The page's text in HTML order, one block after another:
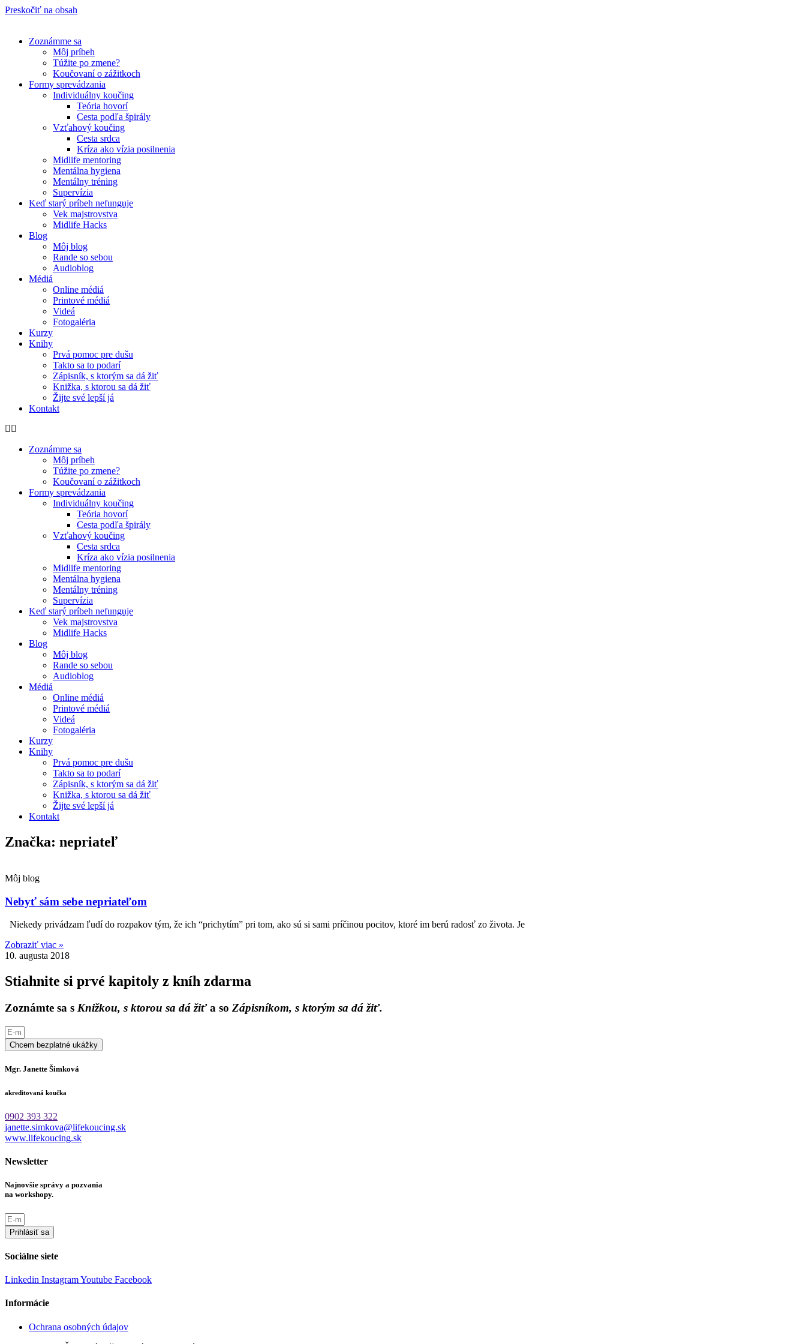
Preskočiť na obsah
Zoznámme sa
Môj príbeh
Túžite po zmene?
Koučovaní o zážitkoch
Formy sprevádzania
Individuálny koučing
Teória hovorí
Cesta podľa špirály
Vzťahový koučing
Cesta srdca
Kríza ako vízia posilnenia
Midlife mentoring
Mentálna hygiena
Mentálny tréning
Supervízia
Keď starý príbeh nefunguje
Vek majstrovstva
Midlife Hacks
Blog
Môj blog
Rande so sebou
Audioblog
Médiá
Online médiá
Printové médiá
Videá
Fotogaléria
Kurzy
Knihy
Prvá pomoc pre dušu
Takto sa to podarí
Zápisník, s ktorým sa dá žiť
Knižka, s ktorou sa dá žiť
Žijte své lepší já
Kontakt
Zoznámme sa
Môj príbeh
Túžite po zmene?
Koučovaní o zážitkoch
Formy sprevádzania
Individuálny koučing
Teória hovorí
Cesta podľa špirály
Vzťahový koučing
Cesta srdca
Kríza ako vízia posilnenia
Midlife mentoring
Mentálna hygiena
Mentálny tréning
Supervízia
Keď starý príbeh nefunguje
Vek majstrovstva
Midlife Hacks
Blog
Môj blog
Rande so sebou
Audioblog
Médiá
Online médiá
Printové médiá
Videá
Fotogaléria
Kurzy
Knihy
Prvá pomoc pre dušu
Takto sa to podarí
Zápisník, s ktorým sa dá žiť
Knižka, s ktorou sa dá žiť
Žijte své lepší já
Kontakt
Značka: nepriateľ
Môj blog
Nebyť sám sebe nepriateľom
Niekedy privádzam ľudí do rozpakov tým, že ich “prichytím” pri tom, ako sú si sami príčinou pocitov, ktoré im berú radosť zo života. Je
Zobraziť viac »
10. augusta 2018
Stiahnite si prvé kapitoly z kníh zdarma
Zoznámte sa s Knižkou, s ktorou sa dá žiťa so Zápisníkom, s ktorým sa dá žiť.
Chcem bezplatné ukážky
Mgr. Janette Šimková
akreditovaná koučka
0902 393 322
janette.simkova@lifekoucing.sk
www.lifekoucing.sk
Newsletter
Najnovšie správy a pozvania
na workshopy.
Prihlásiť sa
Sociálne siete
Linkedin InstagramYoutube Facebook
Informácie
Ochrana osobných údajov